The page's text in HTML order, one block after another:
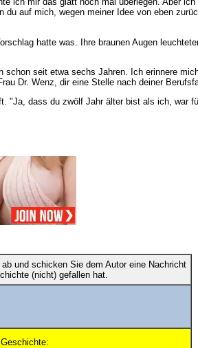
auf mich, wegen meiner Idee von eben
hatte was. Ihre braunen Augen
seit etwa sechs Jahren. Ich erinnere
Dr. Wenz, dir eine Stelle nach deiner
"Ja, dass du zwölf Jahr älter bist als ich, war
und schicken Sie dem Autor eine Nachricht
(nicht) gefallen hat.